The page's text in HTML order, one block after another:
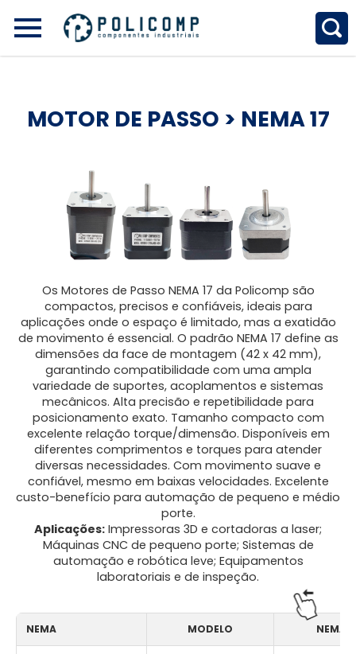
MOTOR DE PASSO > NEMA 17
Os Motores de Passo NEMA 17 da Policomp são
compactos, precisos e confiáveis, ideais para
aplicações onde o espaço é limitado, mas a exatidão
de movimento é essencial. O padrão NEMA 17 define as
dimensões da face de montagem (42 x 42 mm),
garantindo compatibilidade com uma ampla
variedade de suportes, acoplamentos e sistemas
mecânicos. Alta precisão e repetibilidade para
posicionamento exato. Tamanho compacto com
excelente relação torque/dimensão. Disponíveis em
diferentes comprimentos e torques para atender
diversas necessidades. Com movimento suave e
confiável, mesmo em baixas velocidades. Excelente
custo-benefício para automação de pequeno e médio
porte.
Aplicações: Impressoras 3D e cortadoras a laser;
Máquinas CNC de pequeno porte; Sistemas de
automação e robótica leve; Equipamentos
laboratoriais e de inspeção.
NEMA MODELO NEMA